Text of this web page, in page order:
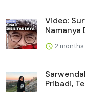
Video:
Namanya
2 months
Pribadi,